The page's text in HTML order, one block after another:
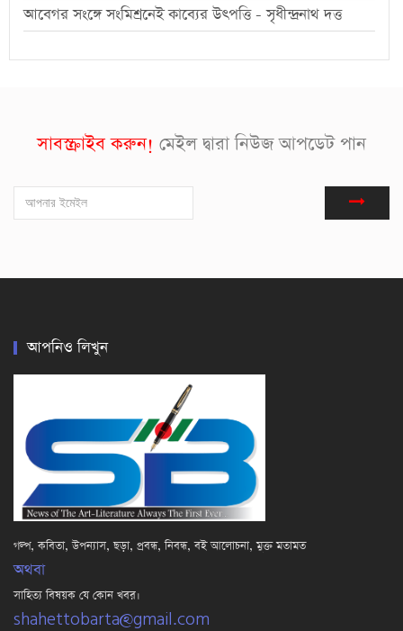
আবেগর সংঙ্গে সংমিশ্রনেই কাব্যের উৎপত্তি - সৃধীন্দ্রনাথ দত্ত
সাবস্ক্রাইব করুন! মেইল দ্বারা নিউজ আপডেট পান
আপনিও লিখুন
গল্প, কবিতা, উপন্যাস, ছড়া, প্রবন্ধ, নিবন্ধ, বই আলোচনা, মুক্ত মতামত
অথবা
সাহিত্য বিষয়ক যে কোন খবর।
shahettobarta@gmail.com